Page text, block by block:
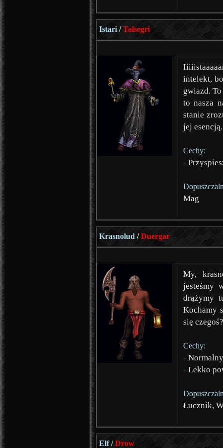
Istari/Talsegri
intelekt,
gwiazd.
to nasza
stanie
jej
Cechy:
-
Mag
Krasnolud /Duergar
My,
jesteśmy
drążymy
Kochamy
się czegoś?
Cechy:
-
- Lekko
Łucznik,
Elf/Drow